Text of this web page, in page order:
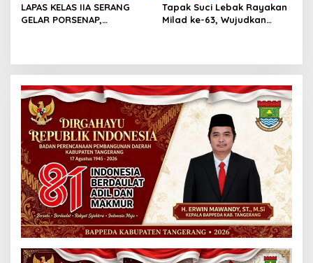
LAPAS KELAS IIA SERANG
GELAR PORSENAP,
Tapak Suci Lebak Rayakan
Milad ke-63, Wujudkan